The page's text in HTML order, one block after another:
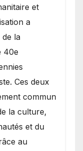
et
a
de la
40e
Ces deux
commun
la culture,
et du
au